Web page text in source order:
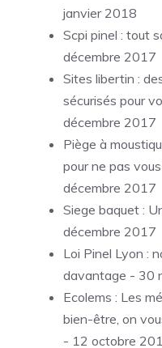
janvier 2018
Scpi pinel : tout
décembre 2017
Sites libertin :
sécurisés pour
décembre 2017
Piège à
pour ne pas
décembre 2017
Siege baquet :
décembre 2017
Loi Pinel Lyon :
davantage - 30
Ecolems : Les
bien-être, on
- 12 octobre